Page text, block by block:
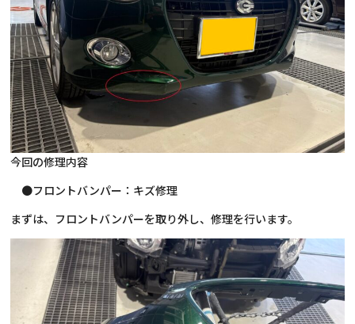
今回の修理内容
●フロントバンパー：キズ修理
まずは、フロントバンパーを取り外し、修理を行います。